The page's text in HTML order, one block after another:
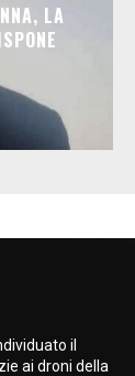
LA
il
ai droni della